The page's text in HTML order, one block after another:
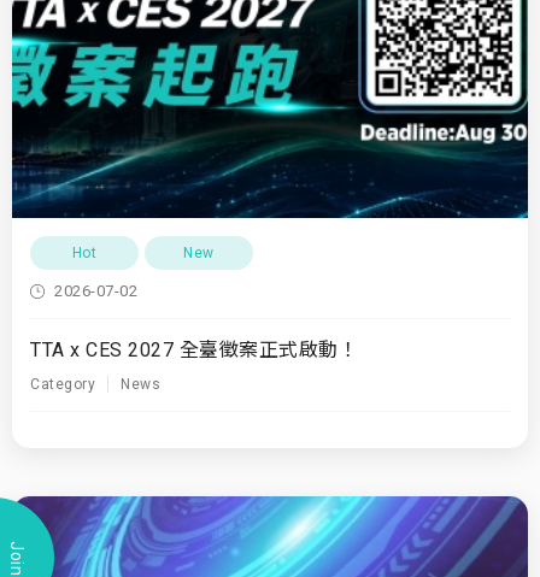
Join
Hot New
2026-07-02
TTA x CES 2027 全臺徵案正式啟動！
Category News